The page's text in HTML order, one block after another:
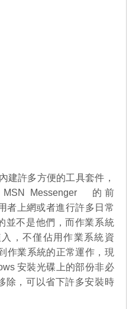
建許多方便的工具套件，
MSN Messenger 的前
者上網或者進行許多日常
並不是他們，而作業系統
，不僅佔用作業系統資
作業系統的正常運作，現
安裝光碟上的部份非必
除，可以省下許多安裝時